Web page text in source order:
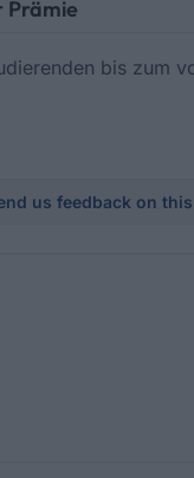
Prämie
bis zum
us feedback on